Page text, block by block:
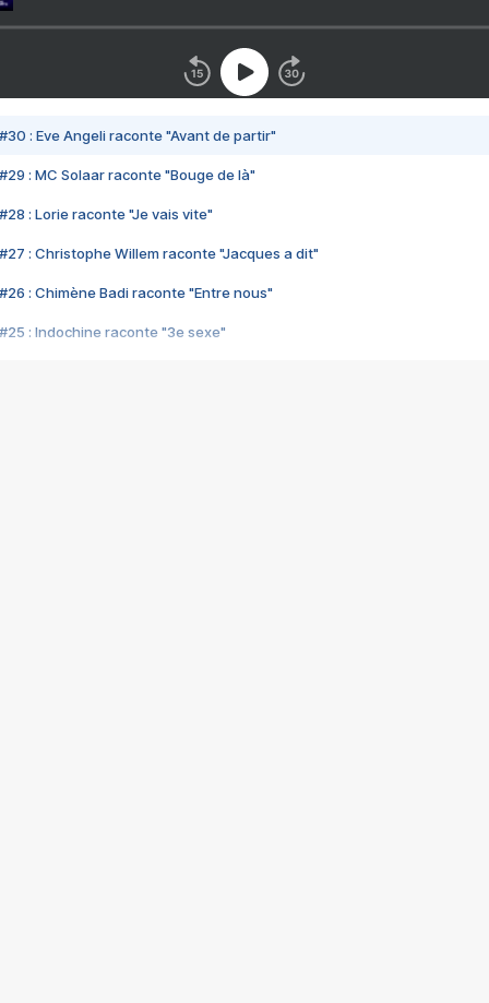
#30 : Eve Angeli raconte "Avant de partir"
#29 : MC Solaar raconte "Bouge de là"
#28 : Lorie raconte "Je vais vite"
#27 : Christophe Willem raconte "Jacques a dit"
#26 : Chimène Badi raconte "Entre nous"
#25 : Indochine raconte "3e sexe"